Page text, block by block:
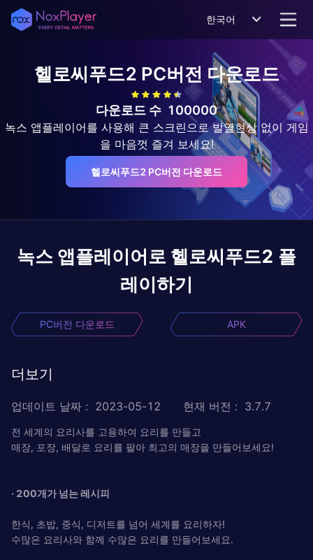
한국어
헬로씨푸드2 PC버전 다운로드
다운로드 수 100000
녹스 앱플레이어를 사용해 큰 스크린으로 발열현상 없이 게임
을 마음껏 즐겨 보세요!
헬로씨푸드2 PC버전 다운로드
녹스 앱플레이어로 헬로씨푸드2 플
레이하기
PC버전 다운로드 APK
더보기
업데이트 날짜 : 2023-05-12 현재 버전 : 3.7.7
전 세계의 요리사를 고용하여 요리를 만들고
매장, 포장, 배달로 요리를 팔아 최고의 매장을 만들어보세요!
· 200개가 넘는 레시피
한식, 초밥, 중식, 디저트를 넘어 세계를 요리하자!
수많은 요리사와 함께 수많은 요리를 만들어보세요.